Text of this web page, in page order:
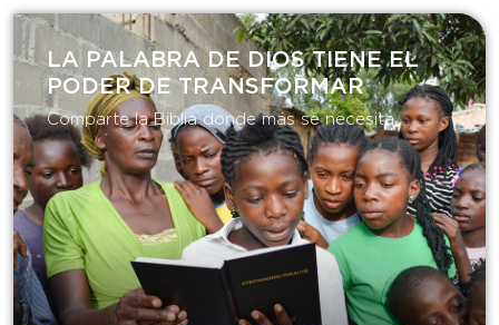
LA PALABRA DE DIOS TIENE EL
PODER DE TRANSFORMAR​
Comparte la Biblia donde más se necesita.